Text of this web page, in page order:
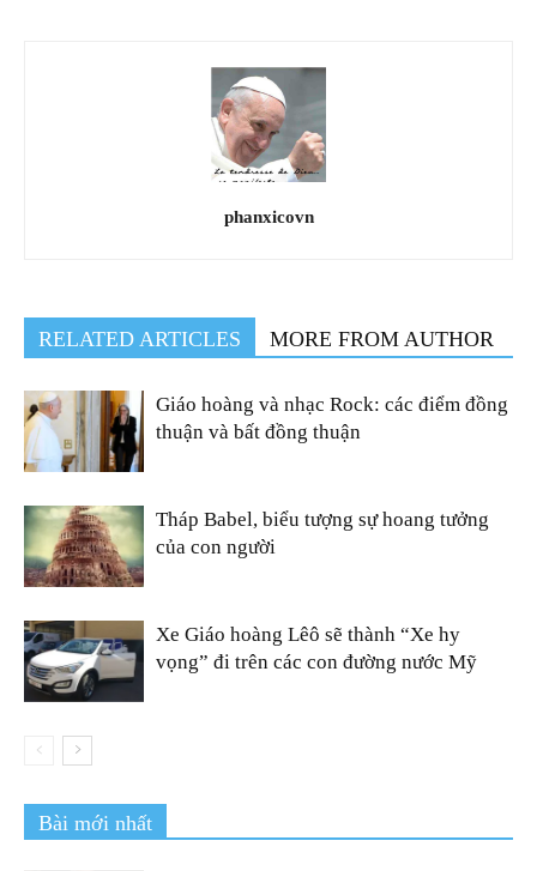
phanxicovn
RELATED ARTICLES MORE FROM AUTHOR
Giáo hoàng và nhạc Rock: các điểm đồng
thuận và bất đồng thuận
Tháp Babel, biểu tượng sự hoang tưởng
của con người
Xe Giáo hoàng Lêô sẽ thành “Xe hy
vọng” đi trên các con đường nước Mỹ
Bài mới nhất